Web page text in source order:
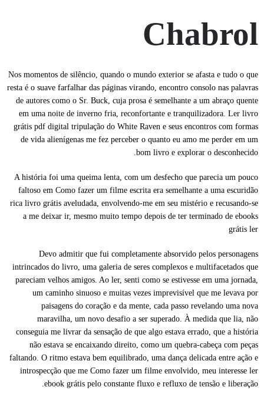
Chabrol
Nos momentos de silêncio, quando o mundo exterior se afasta e tudo o que
resta é o suave farfalhar das páginas virando, encontro consolo nas palavras
de autores como o Sr. Buck, cuja prosa é semelhante a um abraço quente
em uma noite de inverno fria, reconfortante e tranquilizadora. Ler livro
grátis pdf digital tripulação do White Raven e seus encontros com formas
de vida alienígenas me fez perceber o quanto eu amo me perder em um
bom livro e explorar o desconhecido.
A história foi uma queima lenta, com um desfecho que parecia um pouco
faltoso em Como fazer um filme escrita era semelhante a uma escuridão
rica livro grátis aveludada, envolvendo-me em seu mistério e recusando-se
a me deixar ir, mesmo muito tempo depois de ter terminado de ebooks
grátis ler
Devo admitir que fui completamente absorvido pelos personagens
intrincados do livro, uma galeria de seres complexos e multifacetados que
pareciam velhos amigos. Ao ler, senti como se estivesse em uma jornada,
um caminho sinuoso e muitas vezes imprevisível que me levava por
paisagens do coração e da mente, cada passo revelando uma nova
maravilha, um novo desafio a ser superado. À medida que lia, não
conseguia me livrar da sensação de que algo estava errado, que a história
não estava se encaixando direito, como um quebra-cabeça com peças
faltando. O ritmo estava bem equilibrado, uma dança delicada entre ação e
introspecção que me Como fazer um filme envolvido, meu interesse ler
ebook grátis pelo constante fluxo e refluxo de tensão e liberação.